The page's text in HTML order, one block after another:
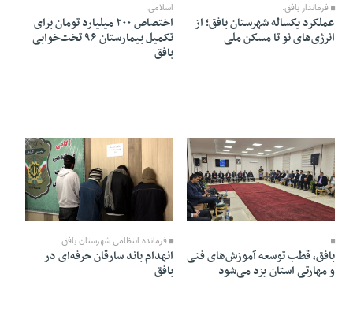
فرماندار بافق:
عملکرد یکساله شهرستان بافق؛ از
انرژی‌های نو تا مسکن ملی
اسلامی:
اختصاص ۲۰۰ میلیارد تومان برای
تکمیل بیمارستان ۹۶ تخت‌خوابی
بافق
11 Bahman 1404 - 13:51
بافق، قطب توسعه آموزش‌های فنی
و مهارتی استان یزد می‌شود
فرمانده انتظامی شهرستان بافق:
انهدام باند سارقان حرفه‌ای در
بافق